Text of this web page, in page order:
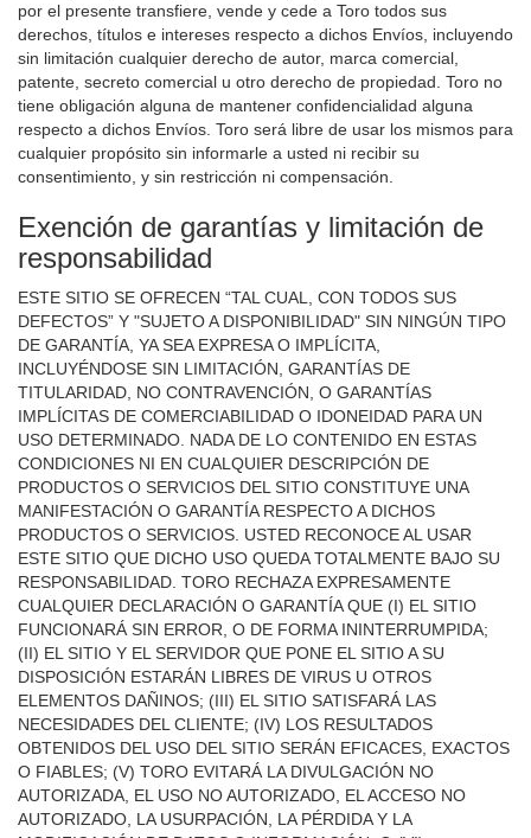
por el presente transfiere, vende y cede a Toro todos sus
derechos, títulos e intereses respecto a dichos Envíos, incluyendo
sin limitación cualquier derecho de autor, marca comercial,
patente, secreto comercial u otro derecho de propiedad. Toro no
tiene obligación alguna de mantener confidencialidad alguna
respecto a dichos Envíos. Toro será libre de usar los mismos para
cualquier propósito sin informarle a usted ni recibir su
consentimiento, y sin restricción ni compensación.
Exención de garantías y limitación de
responsabilidad
ESTE SITIO SE OFRECEN “TAL CUAL, CON TODOS SUS
DEFECTOS” Y "SUJETO A DISPONIBILIDAD" SIN NINGÚN TIPO
DE GARANTÍA, YA SEA EXPRESA O IMPLÍCITA,
INCLUYÉNDOSE SIN LIMITACIÓN, GARANTÍAS DE
TITULARIDAD, NO CONTRAVENCIÓN, O GARANTÍAS
IMPLÍCITAS DE COMERCIABILIDAD O IDONEIDAD PARA UN
USO DETERMINADO. NADA DE LO CONTENIDO EN ESTAS
CONDICIONES NI EN CUALQUIER DESCRIPCIÓN DE
PRODUCTOS O SERVICIOS DEL SITIO CONSTITUYE UNA
MANIFESTACIÓN O GARANTÍA RESPECTO A DICHOS
PRODUCTOS O SERVICIOS. USTED RECONOCE AL USAR
ESTE SITIO QUE DICHO USO QUEDA TOTALMENTE BAJO SU
RESPONSABILIDAD. TORO RECHAZA EXPRESAMENTE
CUALQUIER DECLARACIÓN O GARANTÍA QUE (I) EL SITIO
FUNCIONARÁ SIN ERROR, O DE FORMA ININTERRUMPIDA;
(II) EL SITIO Y EL SERVIDOR QUE PONE EL SITIO A SU
DISPOSICIÓN ESTARÁN LIBRES DE VIRUS U OTROS
ELEMENTOS DAÑINOS; (III) EL SITIO SATISFARÁ LAS
NECESIDADES DEL CLIENTE; (IV) LOS RESULTADOS
OBTENIDOS DEL USO DEL SITIO SERÁN EFICACES, EXACTOS
O FIABLES; (V) TORO EVITARÁ LA DIVULGACIÓN NO
AUTORIZADA, EL USO NO AUTORIZADO, EL ACCESO NO
AUTORIZADO, LA USURPACIÓN, LA PÉRDIDA Y LA